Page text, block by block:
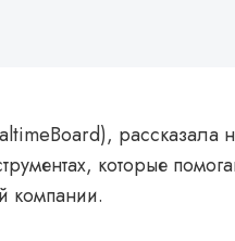
рассказала
которые
компании.